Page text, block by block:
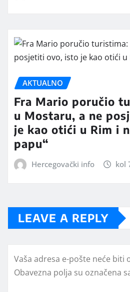
AKTUALNO
Fra Mario poručio
u Mostaru, a ne
je kao otići u Rim i
papu“
Hercegovački info kol
LEAVE A REPLY
Vaša adresa e-pošte neće biti
Obavezna polja su označena